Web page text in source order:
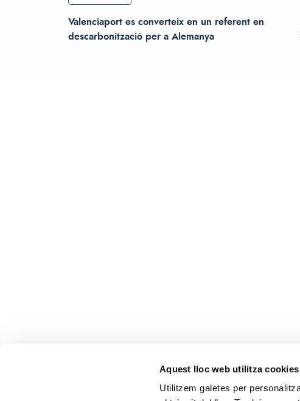
Aquest lloc web utilitza cookies
Utilitzem galetes per
Valenciaport es converteix en un referent en
descarbonització per a Alemanya
CONTACTA'NS